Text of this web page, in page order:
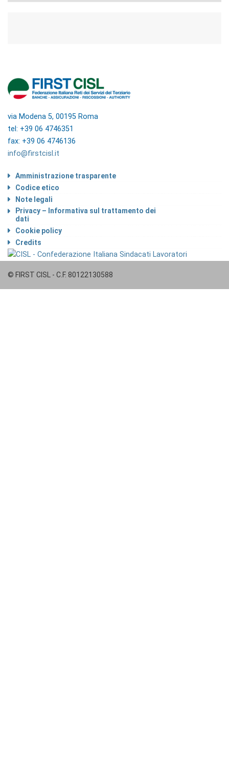
via Modena 5, 00195 Roma
tel: +39 06 4746351
fax: +39 06 4746136
info@firstcisl.it
Amministrazione trasparente
Codice etico
Note legali
Privacy – Informativa sul trattamento dei
dati
Cookie policy
Credits
© FIRST CISL - C.F. 80122130588